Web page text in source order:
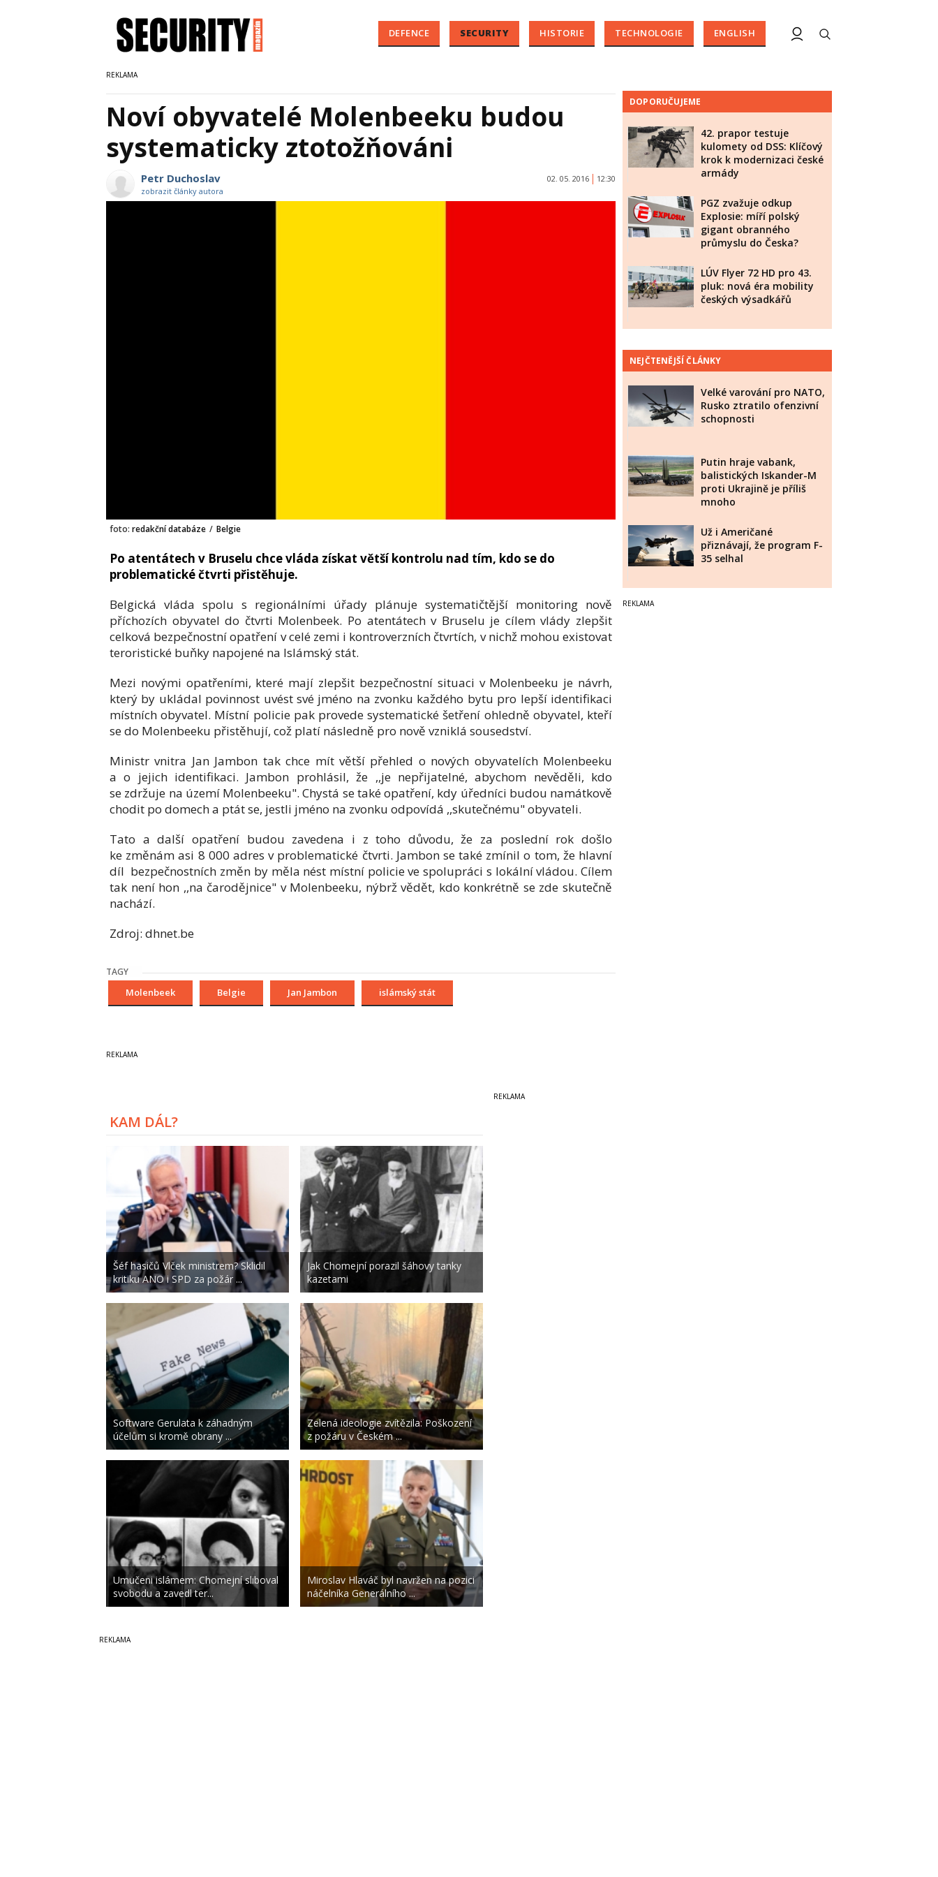
DEFENCE SECURITY HISTORIE TECHNOLOGIE ENGLISH
Noví obyvatelé Molenbeeku budou
systematicky ztotožňováni
Petr Duchoslav
zobrazit články autora
02. 05. 2016 12:30
foto: redakční databáze / Belgie
Po atentátech v Bruselu chce vláda získat větší kontrolu nad tím, kdo se do
problematické čtvrti přistěhuje.
Belgická vláda spolu s regionálními úřady plánuje systematičtější monitoring nově
příchozích obyvatel do čtvrti Molenbeek. Po atentátech v Bruselu je cílem vlády zlepšit
celková bezpečnostní opatření v celé zemi i kontroverzních čtvrtích, v nichž mohou existovat
teroristické buňky napojené na Islámský stát.
Mezi novými opatřeními, které mají zlepšit bezpečnostní situaci v Molenbeeku je návrh,
který by ukládal povinnost uvést své jméno na zvonku každého bytu pro lepší identifikaci
místních obyvatel. Místní policie pak provede systematické šetření ohledně obyvatel, kteří
se do Molenbeeku přistěhují, což platí následně pro nově vzniklá sousedství.
Ministr vnitra Jan Jambon tak chce mít větší přehled o nových obyvatelích Molenbeeku
a o jejich identifikaci. Jambon prohlásil, že ,,je nepřijatelné, abychom nevěděli, kdo
se zdržuje na území Molenbeeku". Chystá se také opatření, kdy úředníci budou namátkově
chodit po domech a ptát se, jestli jméno na zvonku odpovídá ,,skutečnému" obyvateli.
Tato a další opatření budou zavedena i z toho důvodu, že za poslední rok došlo
ke změnám asi 8 000 adres v problematické čtvrti. Jambon se také zmínil o tom, že hlavní
díl bezpečnostních změn by měla nést místní policie ve spolupráci s lokální vládou. Cílem
tak není hon ,,na čarodějnice" v Molenbeeku, nýbrž vědět, kdo konkrétně se zde skutečně
nachází.
Zdroj: dhnet.be
TAGY
Molenbeek Belgie Jan Jambon islámský stát
DOPORUČUJEME
42. prapor testuje
kulomety od DSS: Klíčový
krok k modernizaci české
armády
PGZ zvažuje odkup
Explosie: míří polský
gigant obranného
průmyslu do Česka?
LÚV Flyer 72 HD pro 43.
pluk: nová éra mobility
českých výsadkářů
NEJČTENĚJŠÍ ČLÁNKY
Velké varování pro NATO,
Rusko ztratilo ofenzivní
schopnosti
Putin hraje vabank,
balistických Iskander-M
proti Ukrajině je příliš
mnoho
Už i Američané
přiznávají, že program F-
35 selhal
KAM DÁL?
Šéf hasičů Vlček ministrem? Sklidil
kritiku ANO i SPD za požár ...
Software Gerulata k záhadným
účelům si kromě obrany ...
Umučeni islámem: Chomejní sliboval
svobodu a zavedl ter...
Jak Chomejní porazil šáhovy tanky
kazetami
Zelená ideologie zvítězila: Poškození
z požáru v Českém ...
Miroslav Hlaváč byl navržen na pozici
náčelníka Generálního ...